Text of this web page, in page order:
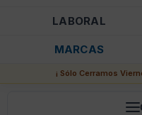
LABORAL
MARCAS
¡ Sólo Cerramos